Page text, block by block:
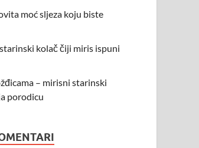
moć sljeza koju biste
kolač čiji miris ispuni
– mirisni starinski
porodicu